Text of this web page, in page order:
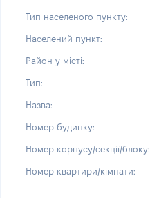
Тип населеного пункту:
Населений пункт:
Район у місті:
Тип:
Назва:
Номер будинку:
Номер корпусу/секції/блоку:
Номер квартири/кімнати: